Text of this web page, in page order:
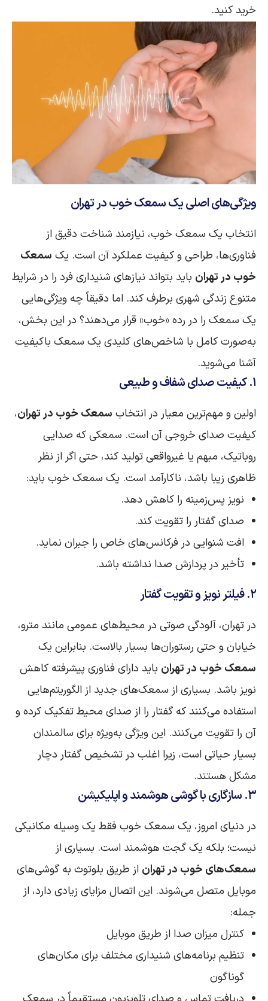
خرید کنید.
ویژگی‌های اصلی یک سمعک خوب در تهران
انتخاب یک سمعک خوب، نیازمند شناخت دقیق از
فناوری‌ها، طراحی و کیفیت عملکرد آن است. یک سمعک
خوب در تهران باید بتواند نیازهای شنیداری فرد را در شرایط
متنوع زندگی شهری برطرف کند. اما دقیقاً چه ویژگی‌هایی
یک سمعک را در رده «خوب» قرار می‌دهند؟ در این بخش،
به‌صورت کامل با شاخص‌های کلیدی یک سمعک باکیفیت
آشنا می‌شوید.
۱. کیفیت صدای شفاف و طبیعی
اولین و مهم‌ترین معیار در انتخاب سمعک خوب در تهران،
کیفیت صدای خروجی آن است. سمعکی که صدایی
روباتیک، مبهم یا غیرواقعی تولید کند، حتی اگر از نظر
ظاهری زیبا باشد، ناکارآمد است. یک سمعک خوب باید:
نویز پس‌زمینه را کاهش دهد.
صدای گفتار را تقویت کند.
افت شنوایی در فرکانس‌های خاص را جبران نماید.
تأخیر در پردازش صدا نداشته باشد.
۲. فیلتر نویز و تقویت گفتار
در تهران، آلودگی صوتی در محیط‌های عمومی مانند مترو،
خیابان و حتی رستوران‌ها بسیار بالاست. بنابراین یک
سمعک خوب در تهران باید دارای فناوری پیشرفته کاهش
نویز باشد. بسیاری از سمعک‌های جدید از الگوریتم‌هایی
استفاده می‌کنند که گفتار را از صدای محیط تفکیک کرده و
آن را تقویت می‌کنند. این ویژگی به‌ویژه برای سالمندان
بسیار حیاتی است، زیرا اغلب در تشخیص گفتار دچار
مشکل هستند.
۳. سازگاری با گوشی هوشمند و اپلیکیشن
در دنیای امروز، یک سمعک خوب فقط یک وسیله‌ مکانیکی
نیست؛ بلکه یک گجت هوشمند است. بسیاری از
سمعک‌های خوب در تهران از طریق بلوتوث به گوشی‌های
موبایل متصل می‌شوند. این اتصال مزایای زیادی دارد، از
جمله:
کنترل میزان صدا از طریق موبایل
تنظیم برنامه‌های شنیداری مختلف برای مکان‌های
گوناگون